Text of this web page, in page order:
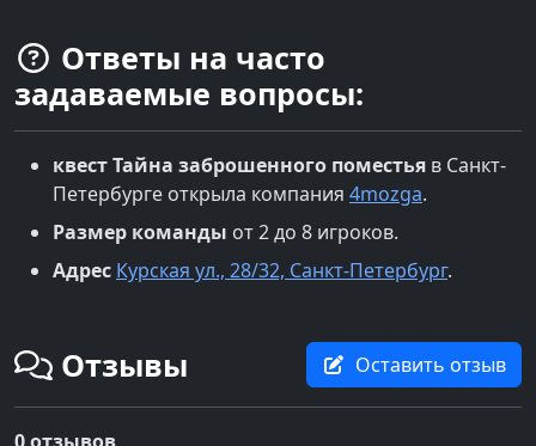
Ответы на часто
задаваемые вопросы:
квестТайна заброшенного поместья в Санкт-
Петербурге открыла компания 4mozga.
Размер команды от 2 до 8 игроков.
Адрес Курская ул., 28/32, Санкт-Петербург.
Отзывы Оставить отзыв